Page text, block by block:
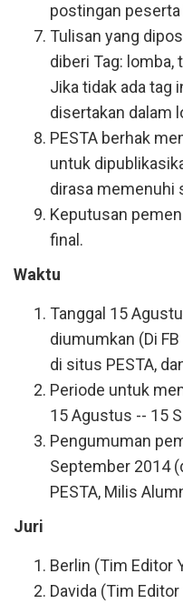
postingan peserta
Tulisan yang
diberi Tag: lomba,
Jika tidak ada tag
disertakan dalam
PESTA berhak
untuk
dirasa memenuhi
Keputusan
final.
Waktu
Tanggal 15
diumumkan (Di
di situs PESTA,
Periode untuk
15 Agustus -- 15
Pengumuman
September 2014
PESTA, Milis
Juri
Berlin (Tim Editor
Davida (Tim Editor